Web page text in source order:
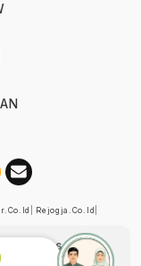
Rejogja.co.id
Pers
XII/2022